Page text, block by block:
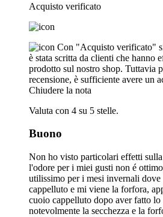
Acquisto verificato
Con "Acquisto verificato"
è stata scritta da clienti che hanno
prodotto sul nostro shop. Tuttavia
recensione, è sufficiente avere un
Chiudere la nota
Valuta con 4 su 5 stelle.
Buono
Non ho visto particolari effetti
l'odore per i miei gusti non é
utilissimo per i mesi invernali
cappelluto e mi viene la forfora,
cuoio cappelluto dopo aver fatto
notevolmente la secchezza e la